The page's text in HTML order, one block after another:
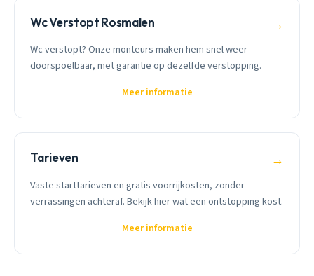
Wc Verstopt Rosmalen →
Wc verstopt? Onze monteurs maken hem snel weer
doorspoelbaar, met garantie op dezelfde verstopping.
Meer informatie
Tarieven →
Vaste starttarieven en gratis voorrijkosten, zonder
verrassingen achteraf. Bekijk hier wat een ontstopping kost.
Meer informatie